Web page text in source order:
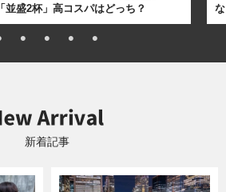
「並盛2杯」高コスパはどっち？
新着記事